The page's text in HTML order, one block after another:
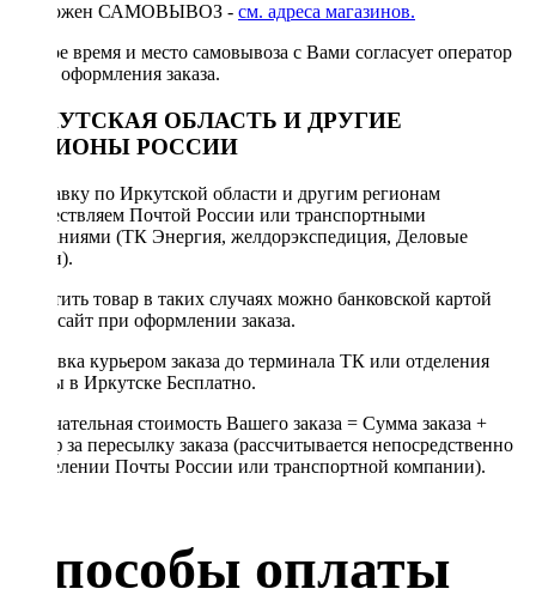
Возможен САМОВЫВОЗ - см. адреса магазинов.
Точное время и место самовывоза с Вами согласует оператор
после оформления заказа.
ИРКУТСКАЯ ОБЛАСТЬ И ДРУГИЕ
РЕГИОНЫ РОССИИ
Отправку по Иркутской области и другим регионам
осуществляем Почтой России или транспортными
компаниями (ТК Энергия, желдорэкспедиция, Деловые
линии).
Оплатить товар в таких случаях можно банковской картой
через сайт при оформлении заказа.
Доставка курьером заказа до терминала ТК или отделения
Почты в Иркутске Бесплатно.
Окончательная стоимость Вашего заказа = Сумма заказа +
Тариф за пересылку заказа (рассчитывается непосредственно
в отделении Почты России или транспортной компании).
Способы оплаты